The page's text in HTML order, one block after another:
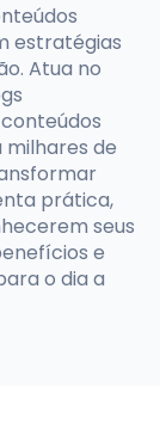
estratégias
Atua no
de
prática,
seus
e
o dia a